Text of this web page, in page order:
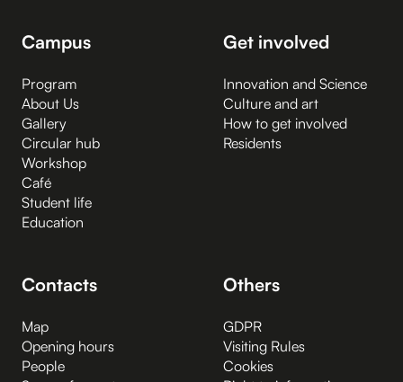
Campus
Program
About Us
Gallery
Circular hub
Workshop
Café
Student life
Education
Get involved
Innovation and Science
Culture and art
How to get involved
Residents
Contacts
Map
Opening hours
People
Others
GDPR
Visiting Rules
Cookies